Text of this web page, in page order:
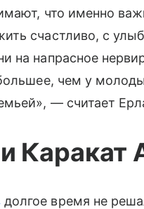
что именно
счастливо, с
напрасное
чем у
— считает
Каракат
долгое время не